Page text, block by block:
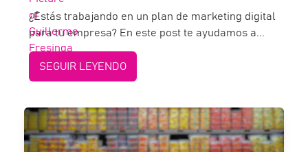
¿Estás trabajando en un plan de marketing digital
para tu empresa? En este post te ayudamos a...
SEGUIR LEYENDO